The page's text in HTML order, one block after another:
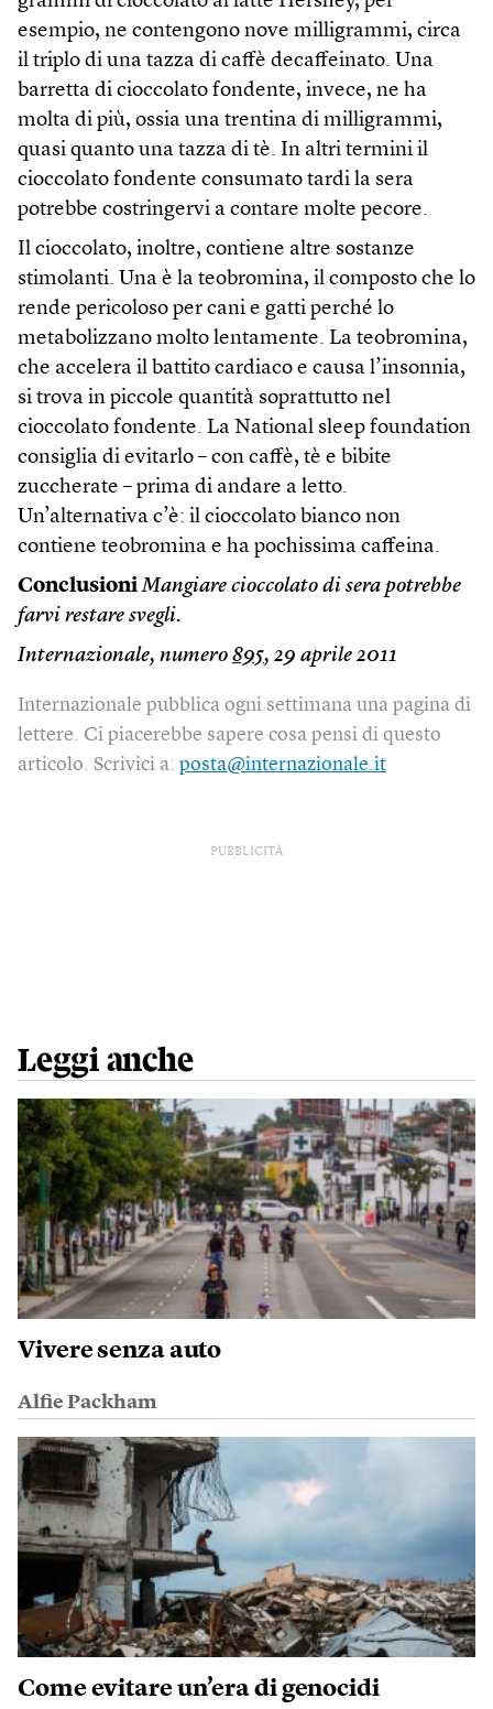
esempio, ne contengono nove milligrammi, circa
il triplo di una tazza di caffè decaffeinato. Una
barretta di cioccolato fondente, invece, ne ha
molta di più, ossia una trentina di milligrammi,
quasi quanto una tazza di tè. In altri termini il
cioccolato fondente consumato tardi la sera
potrebbe costringervi a contare molte pecore.
Il cioccolato, inoltre, contiene altre sostanze
stimolanti. Una è la teobromina, il composto che lo
rende pericoloso per cani e gatti perché lo
metabolizzano molto lentamente. La teobromina,
che accelera il battito cardiaco e causa l’insonnia,
si trova in piccole quantità soprattutto nel
cioccolato fondente. La National sleep foundation
consiglia di evitarlo – con caffè, tè e bibite
zuccherate – prima di andare a letto.
Un’alternativa c’è: il cioccolato bianco non
contiene teobromina e ha pochissima caffeina.
Conclusioni Mangiare cioccolato di sera potrebbe
farvi restare svegli.
Internazionale, numero 895, 29 aprile 2011
Internazionale pubblica ogni settimana una pagina di
lettere. Ci piacerebbe sapere cosa pensi di questo
articolo. Scrivici a: posta@internazionale.it
PUBBLICITÀ
Leggi anche
Vivere senza auto
Alfie Packham
Come evitare un’era di genocidi